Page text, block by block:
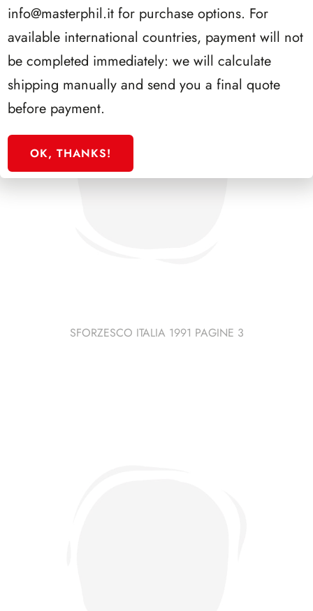
SFORZESCO ITALIA 1991 PAGINE 3
info@masterphil.it for purchase options. For
available international countries, payment will not
be completed immediately: we will calculate
shipping manually and send you a final quote
before payment.
OK, THANKS!